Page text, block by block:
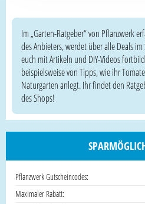
Im „Garten-Ratgeber“ von Pflanzwerk
des Anbieters, werdet über alle Deals
euch mit Artikeln und DIY-Videos
beispielsweise von Tipps, wie ihr
Naturgarten anlegt. Ihr findet den
des Shops!
Pflanzwerk Gutscheincodes:
Maximaler Rabatt: